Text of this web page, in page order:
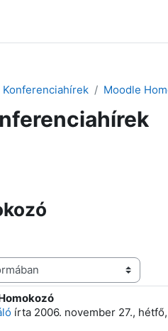
Konferenciahírek Moodle
írta 2006. november 27.,